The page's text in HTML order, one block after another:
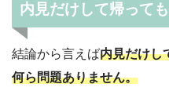
内見だけして帰って
結論から言えば内見だけし
何ら問題ありません。